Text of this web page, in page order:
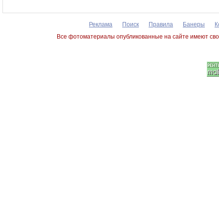
Реклама Поиск Правила Банеры
Все фотоматериалы опубликованные на сайте имеют